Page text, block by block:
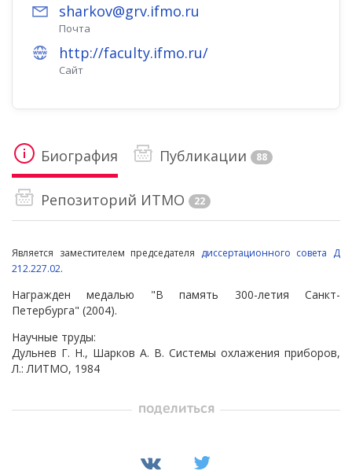
sharkov@grv.ifmo.ru
Почта
http://faculty.ifmo.ru/
Сайт
Биография Публикации 88
Репозиторий ИТМО 22
Является заместителем председателя диссертационного совета Д
212.227.02.
Награжден медалью "В память 300-летия Санкт-
Петербурга" (2004).
Научные труды:
Дульнев Г. Н., Шарков А. В. Системы охлажения приборов,
Л.: ЛИТМО, 1984
поделиться